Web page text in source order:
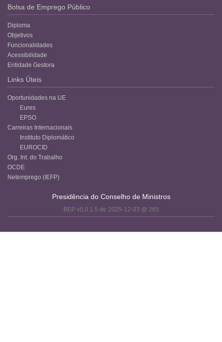
Bolsa de Emprego Público
Diploma
Objetivos
Funcionalidades
Acessibilidade
Entidade Gestora
Links Úteis
Oportunidades na UE
Eures
EPSO
Carreiras Internacionais
Instituto Diplomático
EUROCID
Org. Int. do Trabalho
OCDE
Netemprego (IEFP)
Presidência do Conselho de Ministros
BEP v5.0.1.5 de 2025-12-03 @ 265